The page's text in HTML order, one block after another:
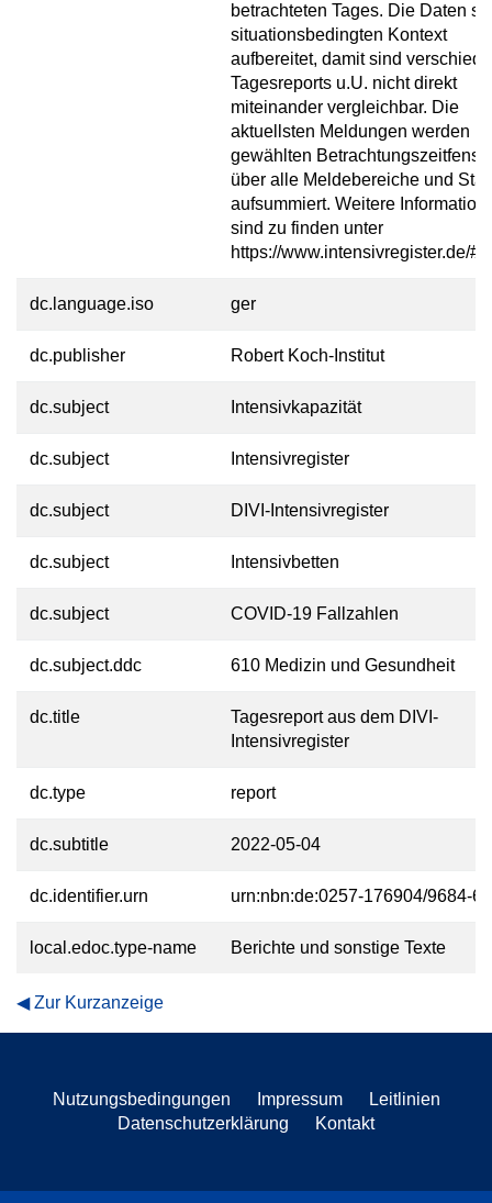
betrachteten Tages. Die Daten
situationsbedingten Kontext
aufbereitet, damit sind
Tagesreports u.U. nicht direkt
miteinander vergleichbar. Die
aktuellsten Meldungen werden im
gewählten
über alle Meldebereiche und
aufsummiert. Weitere
sind zu finden unter
https://www.intensivregister.de/#/
dc.language.iso ger
dc.publisher Robert Koch-Institut
dc.subject Intensivkapazität
dc.subject Intensivregister
dc.subject DIVI-Intensivregister
dc.subject Intensivbetten
dc.subject COVID-19 Fallzahlen
dc.subject.ddc 610 Medizin und Gesundheit
dc.title
Tagesreport aus dem DIVI-
Intensivregister
dc.type report
dc.subtitle 2022-05-04
dc.identifier.urn urn:nbn:de:0257-176904/9684-6
local.edoc.type-name Berichte und sonstige Texte
Zur Kurzanzeige
Nutzungsbedingungen Impressum
Leitlinien
Datenschutzerklärung
Kontakt